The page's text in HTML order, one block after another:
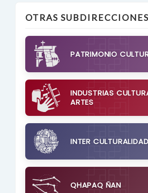
OTRAS SUBDIRECCIONES
PATRIMONIO
INDUSTRIAS
ARTES
INTER CULTURALIDAD
QHAPAQ ÑAN